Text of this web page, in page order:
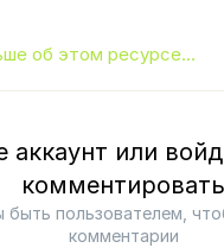
об этом ресурсе...
аккаунт или
комментировать
пользователем,
комментарии